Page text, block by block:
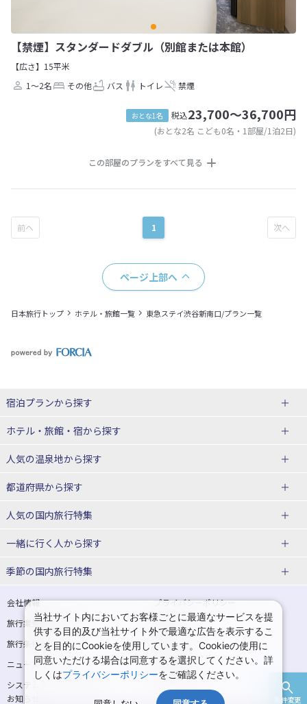
条件変更
【禁煙】スタンダードダブル（別館または本館）
【広さ】15平米
1～2名
その他 バス トイレ 禁煙
おとな1名 税込23,700～36,700円
(おとな2名 こども0名・1部屋/1泊2日)
この部屋のプランをすべて見る
1
ページ上部へ
日本旅行トップ ホテル・旅館一覧 東急ステイ渋谷新南口/プラン一覧
宿泊プランから探す
北海道
東北
青森県
宮城県
山形県
関東
埼玉県 千葉県
茨城県 栃木県
ホテル・旅館・宿から探す
北海道ホテル・旅館
青森県ホテル・旅館
宮城県ホテル・旅館
山形県ホテル・旅館
東京都ホテル・旅館 神奈川県ホテル・旅館
埼玉県ホテル・旅館 千葉県ホテル・旅館
茨城県ホテル・旅館 栃木県ホテル・旅館
人気の温泉地から探す
北海道
湯の川温泉(北海道)
十勝川温泉(北海道)
洞爺湖温泉(北海道)
層雲峡温泉(北海道)
東北
花巻温泉(岩手) 蔵王温泉(山形)
かみのやま温泉(山形) 鳴子温泉(宮城)
都道府県から探す
北海道旅行・ツアー
東北
青森旅行・ツアー 岩手旅行・ツアー
宮城旅行・ツアー 秋田旅行・ツアー
山形旅行・ツアー 福島旅行・ツアー
人気の国内旅行特集
東京ディズニーリゾート®への旅
ユニバーサル・スタジオ・ジャパ
一緒に行く人から探す
一人旅 国内版
カップル・夫婦旅行 国内版 女子旅 国内版
卒業旅行・学生旅行 国内版
季節の国内旅行特集
桜・お花見特集
ゴールデンウィーク（GW）の国内
旅行
夏休み・お盆の国内旅行 7月の国内旅行
8月の国内旅行 9月の国内旅行
10月の国内旅行 11月の国内旅行
会社情報
プライバシーポリシー
旅行業登録票・約款
規約集
旅行条件書
商標について
ニュースリリース
採用情報
システムメンテナンスの
お知らせ
当社サイト内においてお客様ごとに最適なサービスを提
供する目的及び当社サイト外で最適な広告を表示するこ
とを目的にCookieを使用しています。Cookieの使用に
同意いただける場合は同意するを選択してください。詳
しくはプライバシーポリシーをご確認ください。